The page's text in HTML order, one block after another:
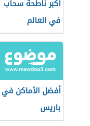
أكبر ناطحة سحاب
في العالم
أفضل الأماكن في
باريس